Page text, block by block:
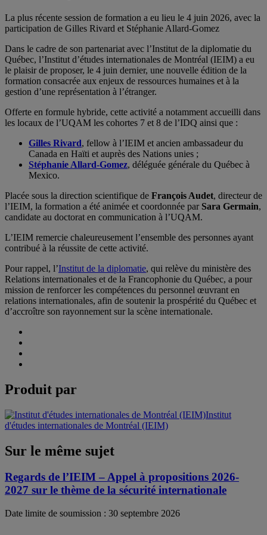
La plus récente session de formation a eu lieu le 4 juin 2026, avec la
participation de Gilles Rivard et Stéphanie Allard-Gomez
Dans le cadre de son partenariat avec l’Institut de la diplomatie du
Québec, l’Institut d’études internationales de Montréal (IEIM) a eu
le plaisir de proposer, le 4 juin dernier, une nouvelle édition de la
formation consacrée aux enjeux de ressources humaines et à la
gestion d’une représentation à l’étranger.
Offerte en formule hybride, cette activité a notamment accueilli dans
les locaux de l’UQAM les cohortes 7 et 8 de l’IDQ ainsi que :
Gilles Rivard, fellow à l’IEIM et ancien ambassadeur du
Canada en Haïti et auprès des Nations unies ;
Stéphanie Allard-Gomez, déléguée générale du Québec à
Mexico.
Placée sous la direction scientifique de François Audet, directeur de
l’IEIM, la formation a été animée et coordonnée par Sara Germain,
candidate au doctorat en communication à l’UQAM.
L’IEIM remercie chaleureusement l’ensemble des personnes ayant
contribué à la réussite de cette activité.
Pour rappel, l’Institut de la diplomatie, qui relève du ministère des
Relations internationales et de la Francophonie du Québec, a pour
mission de renforcer les compétences du personnel œuvrant en
relations internationales, afin de soutenir la prospérité du Québec et
d’accroître son rayonnement sur la scène internationale.
Produit par
Institut
d'études internationales de Montréal (IEIM)
Sur le même sujet
Regards de l’IEIM – Appel à propositions 2026-
2027 sur le thème de la sécurité internationale
Date limite de soumission : 30 septembre 2026